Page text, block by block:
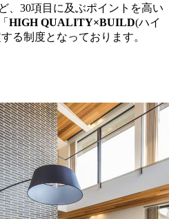
、30項目に及ぶポイントを高い
HIGH QUALITY×BUILD(ハイ
る制度となっております。